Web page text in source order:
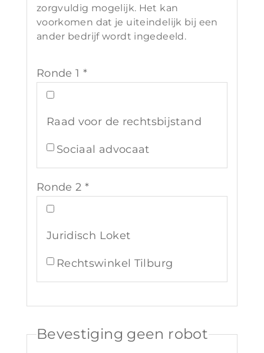
zorgvuldig mogelijk. Het kan
voorkomen dat je uiteindelijk bij een
ander bedrijf wordt ingedeeld.
Ronde 1 *
Raad voor de rechtsbijstand
Sociaal advocaat
Ronde 2 *
Juridisch Loket
Rechtswinkel Tilburg
Bevestiging geen robot